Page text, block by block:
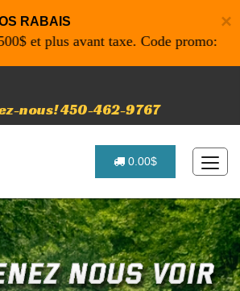
×
RABAIS
plus avant taxe. Code promo: P4616
nous! 450-462-9767
0.00$